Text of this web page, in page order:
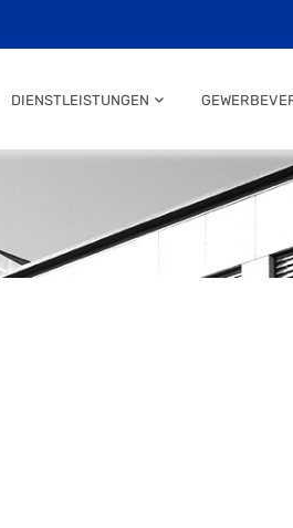
DIENSTLEISTUNGEN